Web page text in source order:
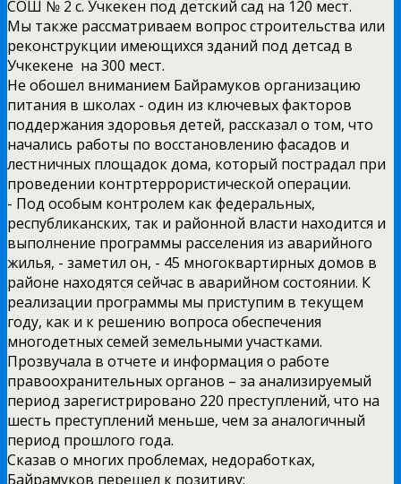
СОШ № 2 с. Учкекен под детский сад на 120 мест.
Мы также рассматриваем вопрос строительства или
реконструкции имеющихся зданий под детсад в
Учкекене на 300 мест.
Не обошел вниманием Байрамуков организацию
питания в школах -­ один из ключевых факторов
поддержания здоровья детей, рассказал о том, что
начались работы по восстановлению фасадов и
лестничных площадок дома, который пострадал при
проведении контртеррористической операции.
-­ Под особым контролем как федеральных,
республиканских, так и районной власти находится и
выполнение программы расселения из аварийного
жилья, -­ заметил он, ­- 45 многоквартирных домов в
районе находятся сейчас в аварийном состоянии. К
реализации программы мы приступим в текущем
году, как и к решению вопроса обеспечения
многодетных семей земельными участками.
Прозвучала в отчете и информация о работе
правоохранительных органов­ – за анализируемый
период зарегистрировано 220 преступлений, что на
шесть преступлений меньше, чем за аналогичный
период прошлого года.
Сказав о многих проблемах, недоработках,
Байрамуков перешел к позитиву: